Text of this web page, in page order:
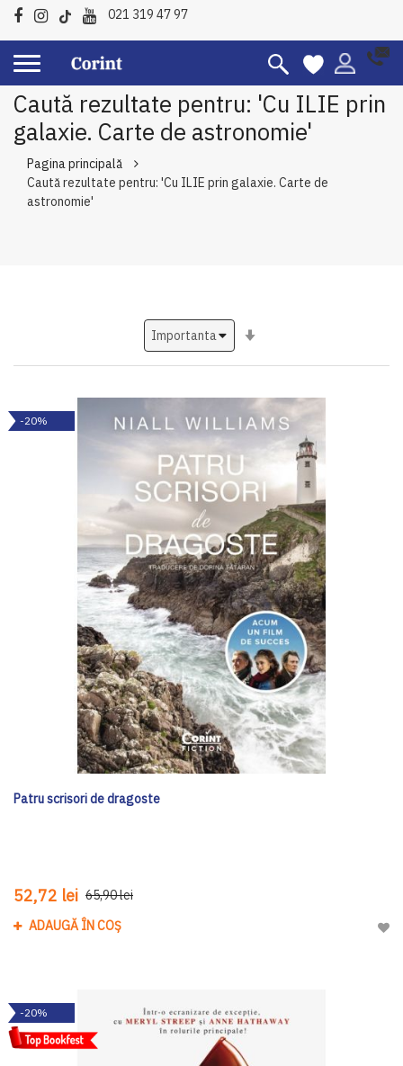
021 319 47 97
Caută rezultate pentru: 'Cu ILIE prin
galaxie. Carte de astronomie'
Pagina principală
Caută rezultate pentru: 'Cu ILIE prin galaxie. Carte de
astronomie'
-20%
Patru scrisori de dragoste
52,72 lei 65,90 lei
ADAUGĂ ÎN COȘ
-20%